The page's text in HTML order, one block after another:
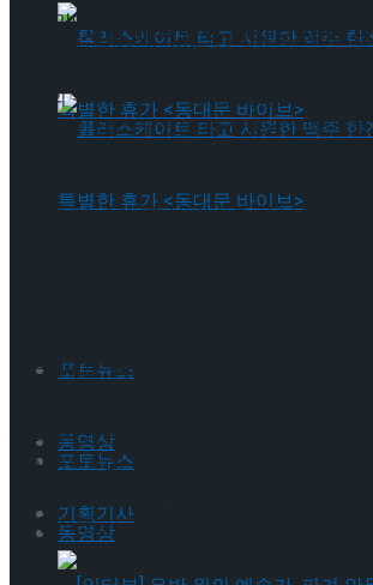
롤러스케이트 타고 시원한 맥주
포토뉴스
동영상
기획기사
뮤지컬 배우와의 콜라보 제품 판
나는 특별한 휴가 <동대문 바이
포토뉴스
동영상
세 번만에 우리를 완벽히 파악하시더라. 너
마치 점집에 온 것 같았다.”고.
극작의 유주애는 “나 역시도 그런 경험이 있
와 성향이 많이 달랐는데, 선생님이 매번 둘
하자?”라는 대답하시더니 결국은 다 알려주
싶은 이야기를 청했다.
니다.”라고, 극작의 유주애는 “감독님이 항
이야기했는데, 언젠가 저도 감독님의 자랑
지, 감사했습니다.”하고 말해 모두의 웃음을